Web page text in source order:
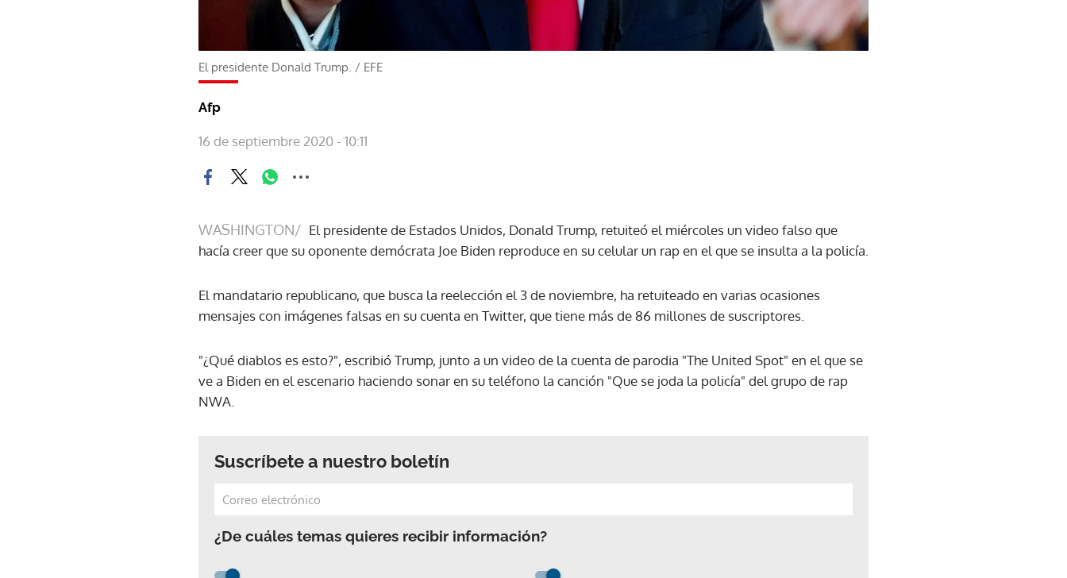
El presidente Donald Trump. / EFE
Afp
16 de septiembre 2020 - 10:11
WASHINGTON/ El presidente de Estados Unidos, Donald Trump, retuiteó el miércoles un video falso que
hacía creer que su oponente demócrata Joe Biden reproduce en su celular un rap en el que se insulta a la policía.
El mandatario republicano, que busca la reelección el 3 de noviembre, ha retuiteado en varias ocasiones
mensajes con imágenes falsas en su cuenta en Twitter, que tiene más de 86 millones de suscriptores.
"¿Qué diablos es esto?", escribió Trump, junto a un video de la cuenta de parodia "The United Spot" en el que se
ve a Biden en el escenario haciendo sonar en su teléfono la canción "Que se joda la policía" del grupo de rap
NWA.
Suscríbete a nuestro boletín
¿De cuáles temas quieres recibir información?